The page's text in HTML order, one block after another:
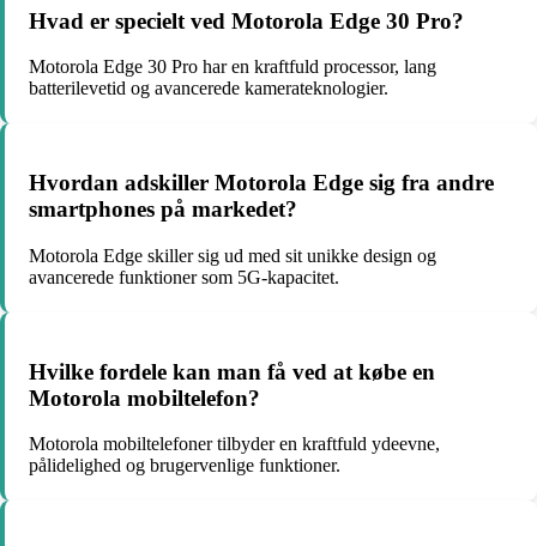
Hvad er specielt ved Motorola Edge 30 Pro?
Motorola Edge 30 Pro har en kraftfuld processor, lang
batterilevetid og avancerede kamerateknologier.
Hvordan adskiller Motorola Edge sig fra andre
smartphones på markedet?
Motorola Edge skiller sig ud med sit unikke design og
avancerede funktioner som 5G-kapacitet.
Hvilke fordele kan man få ved at købe en
Motorola mobiltelefon?
Motorola mobiltelefoner tilbyder en kraftfuld ydeevne,
pålidelighed og brugervenlige funktioner.